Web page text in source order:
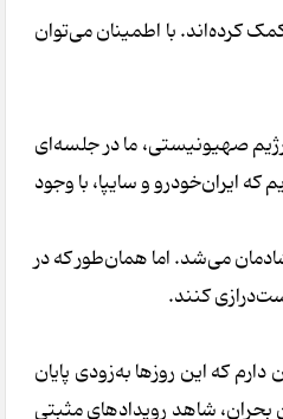
کرده‌اند. با اطمینان می‌توان
صهیونیستی، ما در جلسه‌ای
ایران‌خودرو و سایپا، با وجود
می‌شد. اما همان‌طور که در
کنند.
که این روزها به‌زودی پایان
بحران، شاهد رویدادهای مثبتی